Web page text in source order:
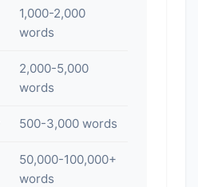
1,000-2,000
words
2,000-5,000
words
500-3,000 words
50,000-100,000+
words